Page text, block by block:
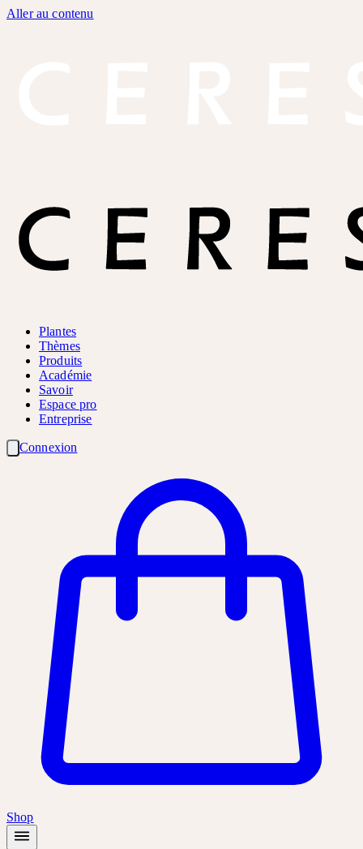
Aller au contenu
Plantes
Thèmes
Produits
Académie
Savoir
Espace pro
Entreprise
Connexion
Shop